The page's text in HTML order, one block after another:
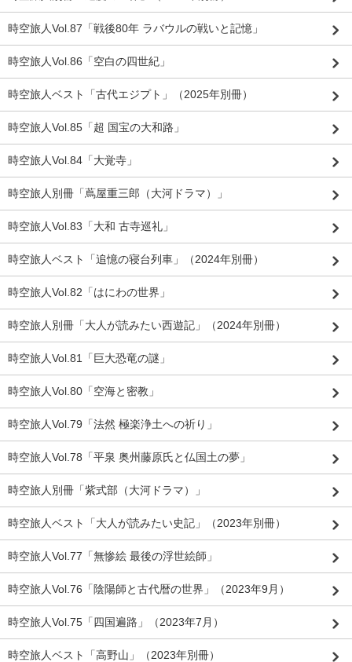
時空旅人Vol.87「戦後80年 ラバウルの戦いと記憶」
時空旅人Vol.86「空白の四世紀」
時空旅人ベスト「古代エジプト」（2025年別冊）
時空旅人Vol.85「超 国宝の大和路」
時空旅人Vol.84「大覚寺」
時空旅人別冊「蔦屋重三郎（大河ドラマ）」
時空旅人Vol.83「大和 古寺巡礼」
時空旅人ベスト「追憶の寝台列車」（2024年別冊）
時空旅人Vol.82「はにわの世界」
時空旅人別冊「大人が読みたい西遊記」（2024年別冊）
時空旅人Vol.81「巨大恐竜の謎」
時空旅人Vol.80「空海と密教」
時空旅人Vol.79「法然 極楽浄土への祈り」
時空旅人Vol.78「平泉 奥州藤原氏と仏国土の夢」
時空旅人別冊「紫式部（大河ドラマ）」
時空旅人ベスト「大人が読みたい史記」（2023年別冊）
時空旅人Vol.77「無惨絵 最後の浮世絵師」
時空旅人Vol.76「陰陽師と古代暦の世界」（2023年9月）
時空旅人Vol.75「四国遍路」（2023年7月）
時空旅人ベスト「高野山」（2023年別冊）